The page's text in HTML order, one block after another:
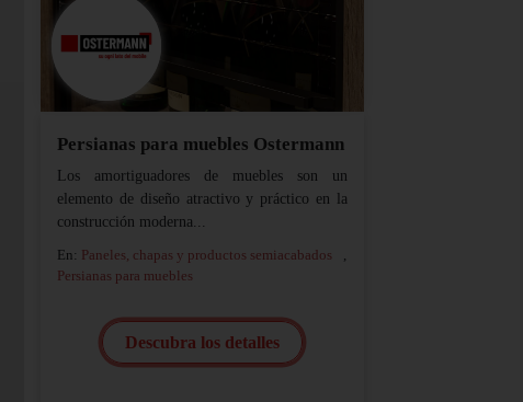
Persianas para muebles Ostermann
Los amortiguadores de muebles son un
elemento de diseño atractivo y práctico en la
construcción moderna...
En: Paneles, chapas y productos semiacabados
Persianas para muebles
Descubra los detalles